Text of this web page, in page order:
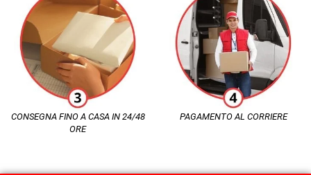
CONSEGNA FINO A CASA IN 24/48
ORE
PAGAMENTO AL CORRIERE